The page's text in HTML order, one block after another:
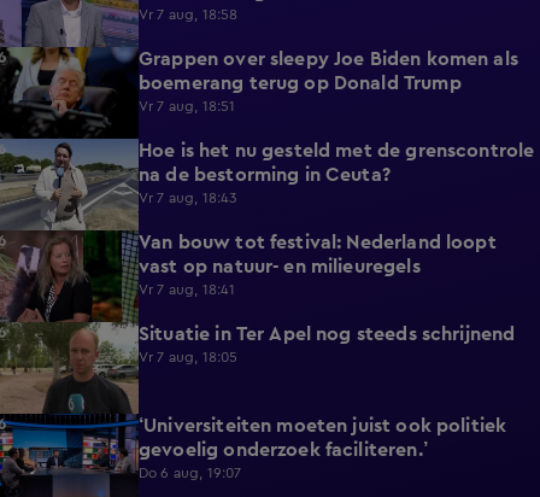
begrotingsgat?
Vr 7 aug, 18:58
6:50
Grappen over sleepy Joe Biden komen als
boemerang terug op Donald Trump
Vr 7 aug, 18:51
6:23
Hoe is het nu gesteld met de grenscontrole
na de bestorming in Ceuta?
Vr 7 aug, 18:43
17:56
Van bouw tot festival: Nederland loopt
vast op natuur- en milieuregels
Vr 7 aug, 18:41
2:46 Situatie in Ter Apel nog steeds schrijnend
Vr 7 aug, 18:05
5:21
‘Universiteiten moeten juist ook politiek
gevoelig onderzoek faciliteren.’
Do 6 aug, 19:07